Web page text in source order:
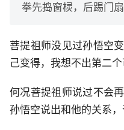
拳先捣窗棂，后踢门
菩提祖师没见过孙悟空
己变得，我想不出第二个
何况菩提祖师说过不会
孙悟空说出和他的关系，